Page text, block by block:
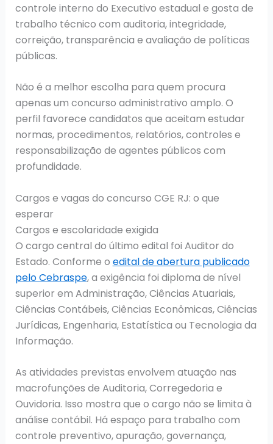
controle interno do Executivo estadual e gosta de
trabalho técnico com auditoria, integridade,
correição, transparência e avaliação de políticas
públicas.
Não é a melhor escolha para quem procura
apenas um concurso administrativo amplo. O
perfil favorece candidatos que aceitam estudar
normas, procedimentos, relatórios, controles e
responsabilização de agentes públicos com
profundidade.
Cargos e vagas do concurso CGE RJ: o que
esperar
Cargos e escolaridade exigida
O cargo central do último edital foi Auditor do
Estado. Conforme o edital de abertura publicado
pelo Cebraspe, a exigência foi diploma de nível
superior em Administração, Ciências Atuariais,
Ciências Contábeis, Ciências Econômicas, Ciências
Jurídicas, Engenharia, Estatística ou Tecnologia da
Informação.
As atividades previstas envolvem atuação nas
macrofunções de Auditoria, Corregedoria e
Ouvidoria. Isso mostra que o cargo não se limita à
análise contábil. Há espaço para trabalho com
controle preventivo, apuração, governança,